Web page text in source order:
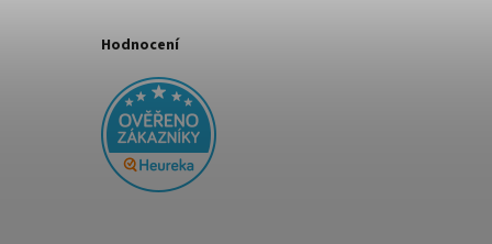
Hodnocení